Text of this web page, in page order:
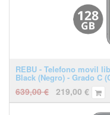
REBU - Telefono movil
Black (Negro) - Grado C
639,00€ 219,00 €